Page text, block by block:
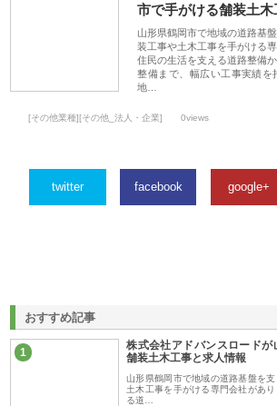
市で手がける舗装土
山形県鶴岡市で地域の道路基
装工事や土木工事を手がける
住民の生活を支える道路整備
整備まで、幅広い工事実績を
地…
[その他業種][その他_法人・企業] 0views
twitter facebook google+
おすすめ記事
1
株式会社アドバンスロード
舗装土木工事と求人情報
山形県鶴岡市で地域の道路基盤を
土木工事を手がける専門会社があ
る道…